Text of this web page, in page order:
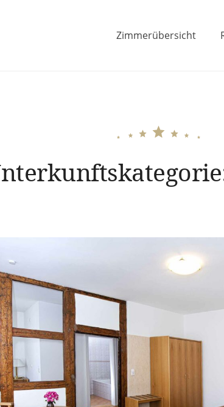
Mann in Lauf an der Pegnitz
Zimmerübersicht